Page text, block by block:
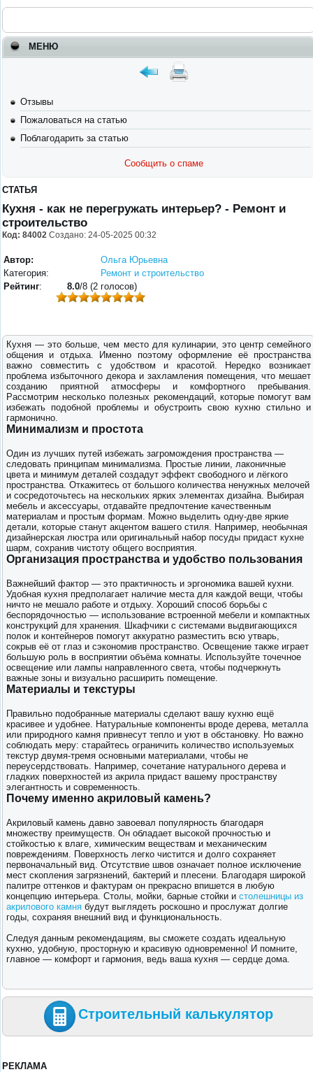
МЕНЮ
Отзывы
Пожаловаться на статью
Поблагодарить за статью
Сообщить о спаме
СТАТЬЯ
Кухня - как не перегружать интерьер? - Ремонт и
строительство
Код: 84002 Создано: 24-05-2025 00:32
Автор:
Ольга Юрьевна
Категория:
Ремонт и строительство
Рейтинг: 8.0/8 (2 голосов)
Кухня — это больше, чем место для кулинарии, это центр семейного
общения и отдыха. Именно поэтому оформление её пространства
важно совместить с удобством и красотой. Нередко возникает
проблема избыточного декора и захламления помещения, что мешает
созданию приятной атмосферы и комфортного пребывания.
Рассмотрим несколько полезных рекомендаций, которые помогут вам
избежать подобной проблемы и обустроить свою кухню стильно и
гармонично.
Минимализм и простота
Один из лучших путей избежать загромождения пространства —
следовать принципам минимализма. Простые линии, лаконичные
цвета и минимум деталей создадут эффект свободного и лёгкого
пространства. Откажитесь от большого количества ненужных мелочей
и сосредоточьтесь на нескольких ярких элементах дизайна. Выбирая
мебель и аксессуары, отдавайте предпочтение качественным
материалам и простым формам. Можно выделить одну-две яркие
детали, которые станут акцентом вашего стиля. Например, необычная
дизайнерская люстра или оригинальный набор посуды придаст кухне
шарм, сохранив чистоту общего восприятия.
Организация пространства и удобство пользования
Важнейший фактор — это практичность и эргономика вашей кухни.
Удобная кухня предполагает наличие места для каждой вещи, чтобы
ничто не мешало работе и отдыху. Хороший способ борьбы с
беспорядочностью — использование встроенной мебели и компактных
конструкций для хранения. Шкафчики с системами выдвигающихся
полок и контейнеров помогут аккуратно разместить всю утварь,
сокрыв её от глаз и сэкономив пространство. Освещение также играет
большую роль в восприятии объёма комнаты. Используйте точечное
освещение или лампы направленного света, чтобы подчеркнуть
важные зоны и визуально расширить помещение.
Материалы и текстуры
Правильно подобранные материалы сделают вашу кухню ещё
красивее и удобнее. Натуральные компоненты вроде дерева, металла
или природного камня привнесут тепло и уют в обстановку. Но важно
соблюдать меру: старайтесь ограничить количество используемых
текстур двумя-тремя основными материалами, чтобы не
переусердствовать. Например, сочетание натурального дерева и
гладких поверхностей из акрила придаст вашему пространству
элегантность и современность.
Почему именно акриловый камень?
Акриловый камень давно завоевал популярность благодаря
множеству преимуществ. Он обладает высокой прочностью и
стойкостью к влаге, химическим веществам и механическим
повреждениям. Поверхность легко чистится и долго сохраняет
первоначальный вид. Отсутствие швов означает полное исключение
мест скопления загрязнений, бактерий и плесени. Благодаря широкой
палитре оттенков и фактурам он прекрасно впишется в любую
концепцию интерьера. Столы, мойки, барные стойки и столешницы из
акрилового камня будут выглядеть роскошно и прослужат долгие
годы, сохраняя внешний вид и функциональность.
Следуя данным рекомендациям, вы сможете создать идеальную
кухню, удобную, просторную и красивую одновременно! И помните,
главное — комфорт и гармония, ведь ваша кухня — сердце дома.
Строительный калькулятор
РЕКЛАМА